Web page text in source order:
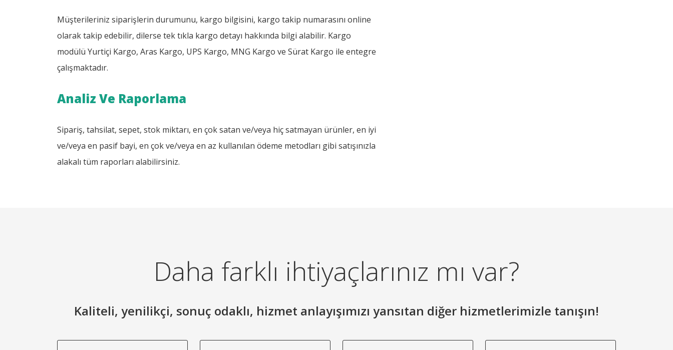
Müşterileriniz siparişlerin durumunu, kargo bilgisini, kargo takip numarasını online
olarak takip edebilir, dilerse tek tıkla kargo detayı hakkında bilgi alabilir. Kargo
modülü Yurtiçi Kargo, Aras Kargo, UPS Kargo, MNG Kargo ve Sürat Kargo ile entegre
çalışmaktadır.
Analiz Ve Raporlama
Sipariş, tahsilat, sepet, stok miktarı, en çok satan ve/veya hiç satmayan ürünler, en iyi
ve/veya en pasif bayi, en çok ve/veya en az kullanılan ödeme metodları gibi satışınızla
alakalı tüm raporları alabilirsiniz.
Daha farklı ihtiyaçlarınız mı var?
Kaliteli, yenilikçi, sonuç odaklı, hizmet anlayışımızı yansıtan diğer hizmetlerimizle tanışın!